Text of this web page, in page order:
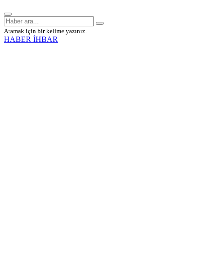
Aramak için bir kelime yazınız.
HABER İHBAR